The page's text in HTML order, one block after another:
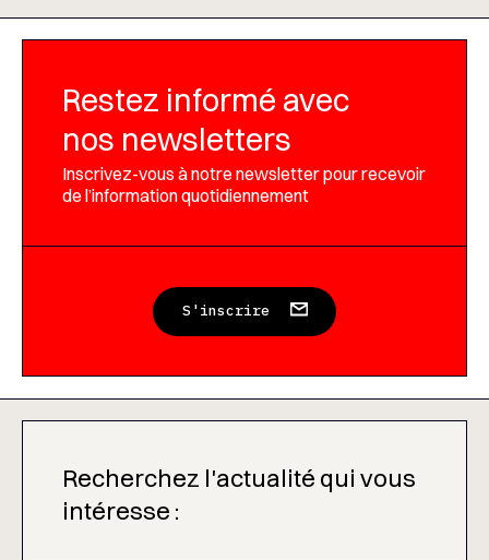
Restez informé avec
nos newsletters
Inscrivez-vous à notre newsletter pour recevoir
de l’information quotidiennement
S'inscrire
Recherchez l'actualité qui vous
intéresse :